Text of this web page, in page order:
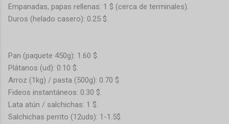
Empanadas, papas rellenas: 1 $ (cerca de terminales).
Duros (helado casero): 0.25 $.
Pan (paquete 450g): 1.60 $.
Plátanos (ud): 0.10 $.
Arroz (1kg) / pasta (500g): 0.70 $.
Fideos instantáneos: 0.30 $.
Lata atún / salchichas: 1 $.
Salchichas perrito (12uds): 1-1.5$.